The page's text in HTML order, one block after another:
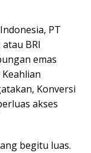
PT
BRI
emas
Konversi
akses
begitu luas.